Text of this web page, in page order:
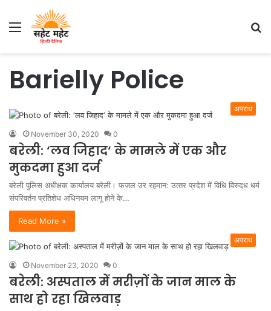
Menu
Barielly Police
अपराध
November 30, 2020 0
बरेली: ‘लव ज‍िहाद‘ के मामले में एक और
मुकदमा हुआ दर्ज
बरेली पुलिस अधीक्षक कार्यालय बरेली। फजल उर रहमान: उत्‍तर प्रदेश में व‍िध‍ि व‍िरुदध धर्म
संपर‍िवर्तन प्र‍त‍िशेध अध‍िनयम लागू होने के…
Read More »
अपराध
November 23, 2020 0
बरेली: अस्पताल में मरीज़ों के जान माल के
साथ हो रहा खिलवाड़